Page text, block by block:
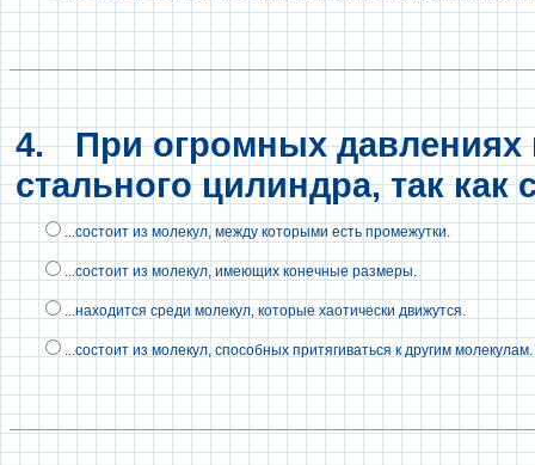
4. При огромных давлениях
стального цилиндра, так как
...состоит из молекул, между которыми есть промежутки.
...состоит из молекул, имеющих конечные размеры.
...находится среди молекул, которые хаотически движутся.
...состоит из молекул, способных притягиваться к другим молекулам.